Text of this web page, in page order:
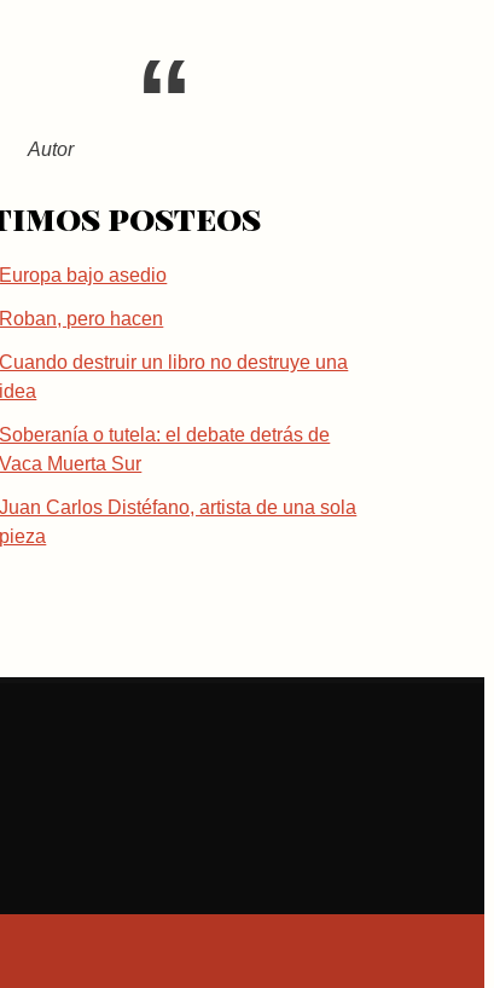
Autor
posteos
Europa bajo asedio
Roban, pero hacen
Cuando destruir un libro no destruye una
idea
Soberanía o tutela: el debate detrás de
Vaca Muerta Sur
Juan Carlos Distéfano, artista de una sola
pieza